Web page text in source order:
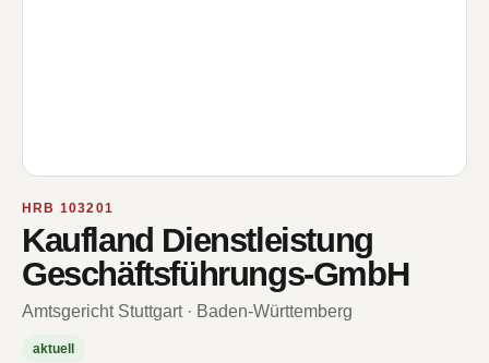
HRB 103201
Kaufland Dienstleistung
Geschäftsführungs-GmbH
Amtsgericht Stuttgart · Baden-Württemberg
aktuell